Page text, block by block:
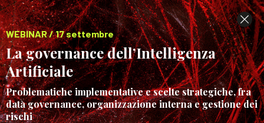
WEBINAR / 17 settembre
La governance dell’Intelligenza
Artificiale
Problematiche implementative e scelte strategiche, fra
data governance, organizzazione interna e gestione dei
rischi